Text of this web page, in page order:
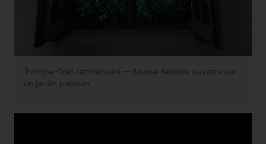
Trompe-l'œil rétroéclairé — fausse fenêtre ouverte sur
un jardin parisien.